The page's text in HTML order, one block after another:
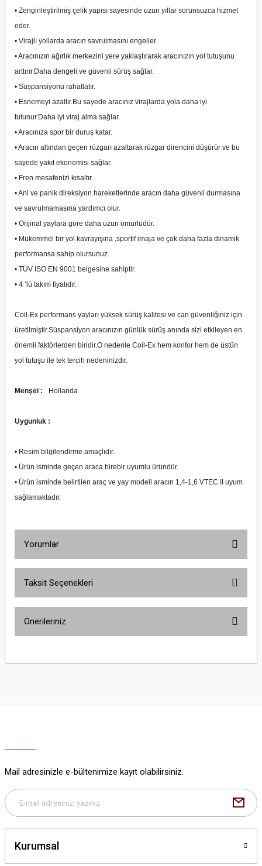
• Zenginleştirilmiş çelik yapısı sayesinde uzun yıllar sorunsuzca hizmet
eder.
• Virajlı yollarda aracın savrulmasını engeller.
• Aracınızın ağırlık merkezini yere yaklaştırarak aracınızın yol tutuşunu
arttırır.Daha dengeli ve güvenli sürüş sağlar.
• Süspansiyonu rahatlatır.
• Esnemeyi azaltır.Bu sayede aracınız virajlarda yola daha iyi
tutunur.Daha iyi viraj alma sağlar.
• Aracınıza spor bir duruş katar.
• Aracın altından geçen rüzgarı azaltarak rüzgar direncini düşürür ve bu
sayede yakıt ekonomisi sağlar.
• Fren mesafenizi kısaltır.
• Ani ve panik direksiyon hareketlerinde aracın daha güvenli durmasına
ve savrulmamasına yardımcı olur.
• Orijinal yaylara göre daha uzun ömürlüdür.
• Mükemmel bir yol kavrayışına ,sportif imaja ve çok daha fazla dinamik
performansa sahip olursunuz.
• TÜV ISO EN 9001 belgesine sahiptir.
• 4 ’lü takım fiyatıdır.
Coil-Ex performans yayları yüksek sürüş kalitesi ve can güvenliğiniz için
üretilmiştir.Süspansiyon aracınızın günlük sürüş anında sizi etkileyen en
önemli faktörlerden biridir.O nedenle Coil-Ex hem konfor hem de üstün
yol tutuşu ile tek tercih nedeninizdir.
Menşei : Hollanda
Uygunluk :
• Resim bilgilendirme amaçlıdır.
• Ürün isminde geçen araca birebir uyumlu üründür.
• Ürün isminde belirtilen araç ve yay modeli aracın 1,4-1,6 VTEC II uyum
sağlamaktadır.
Yorumlar
Taksit Seçenekleri
Önerileriniz
yetersiz gördüğünüz noktaları öneri formunu kullanarak tarafımıza
Bu ürüne benzer farklı alternatifler olmalı.
Mail adresinizle e-bültenimize kayıt olabilirsiniz.
Kurumsal